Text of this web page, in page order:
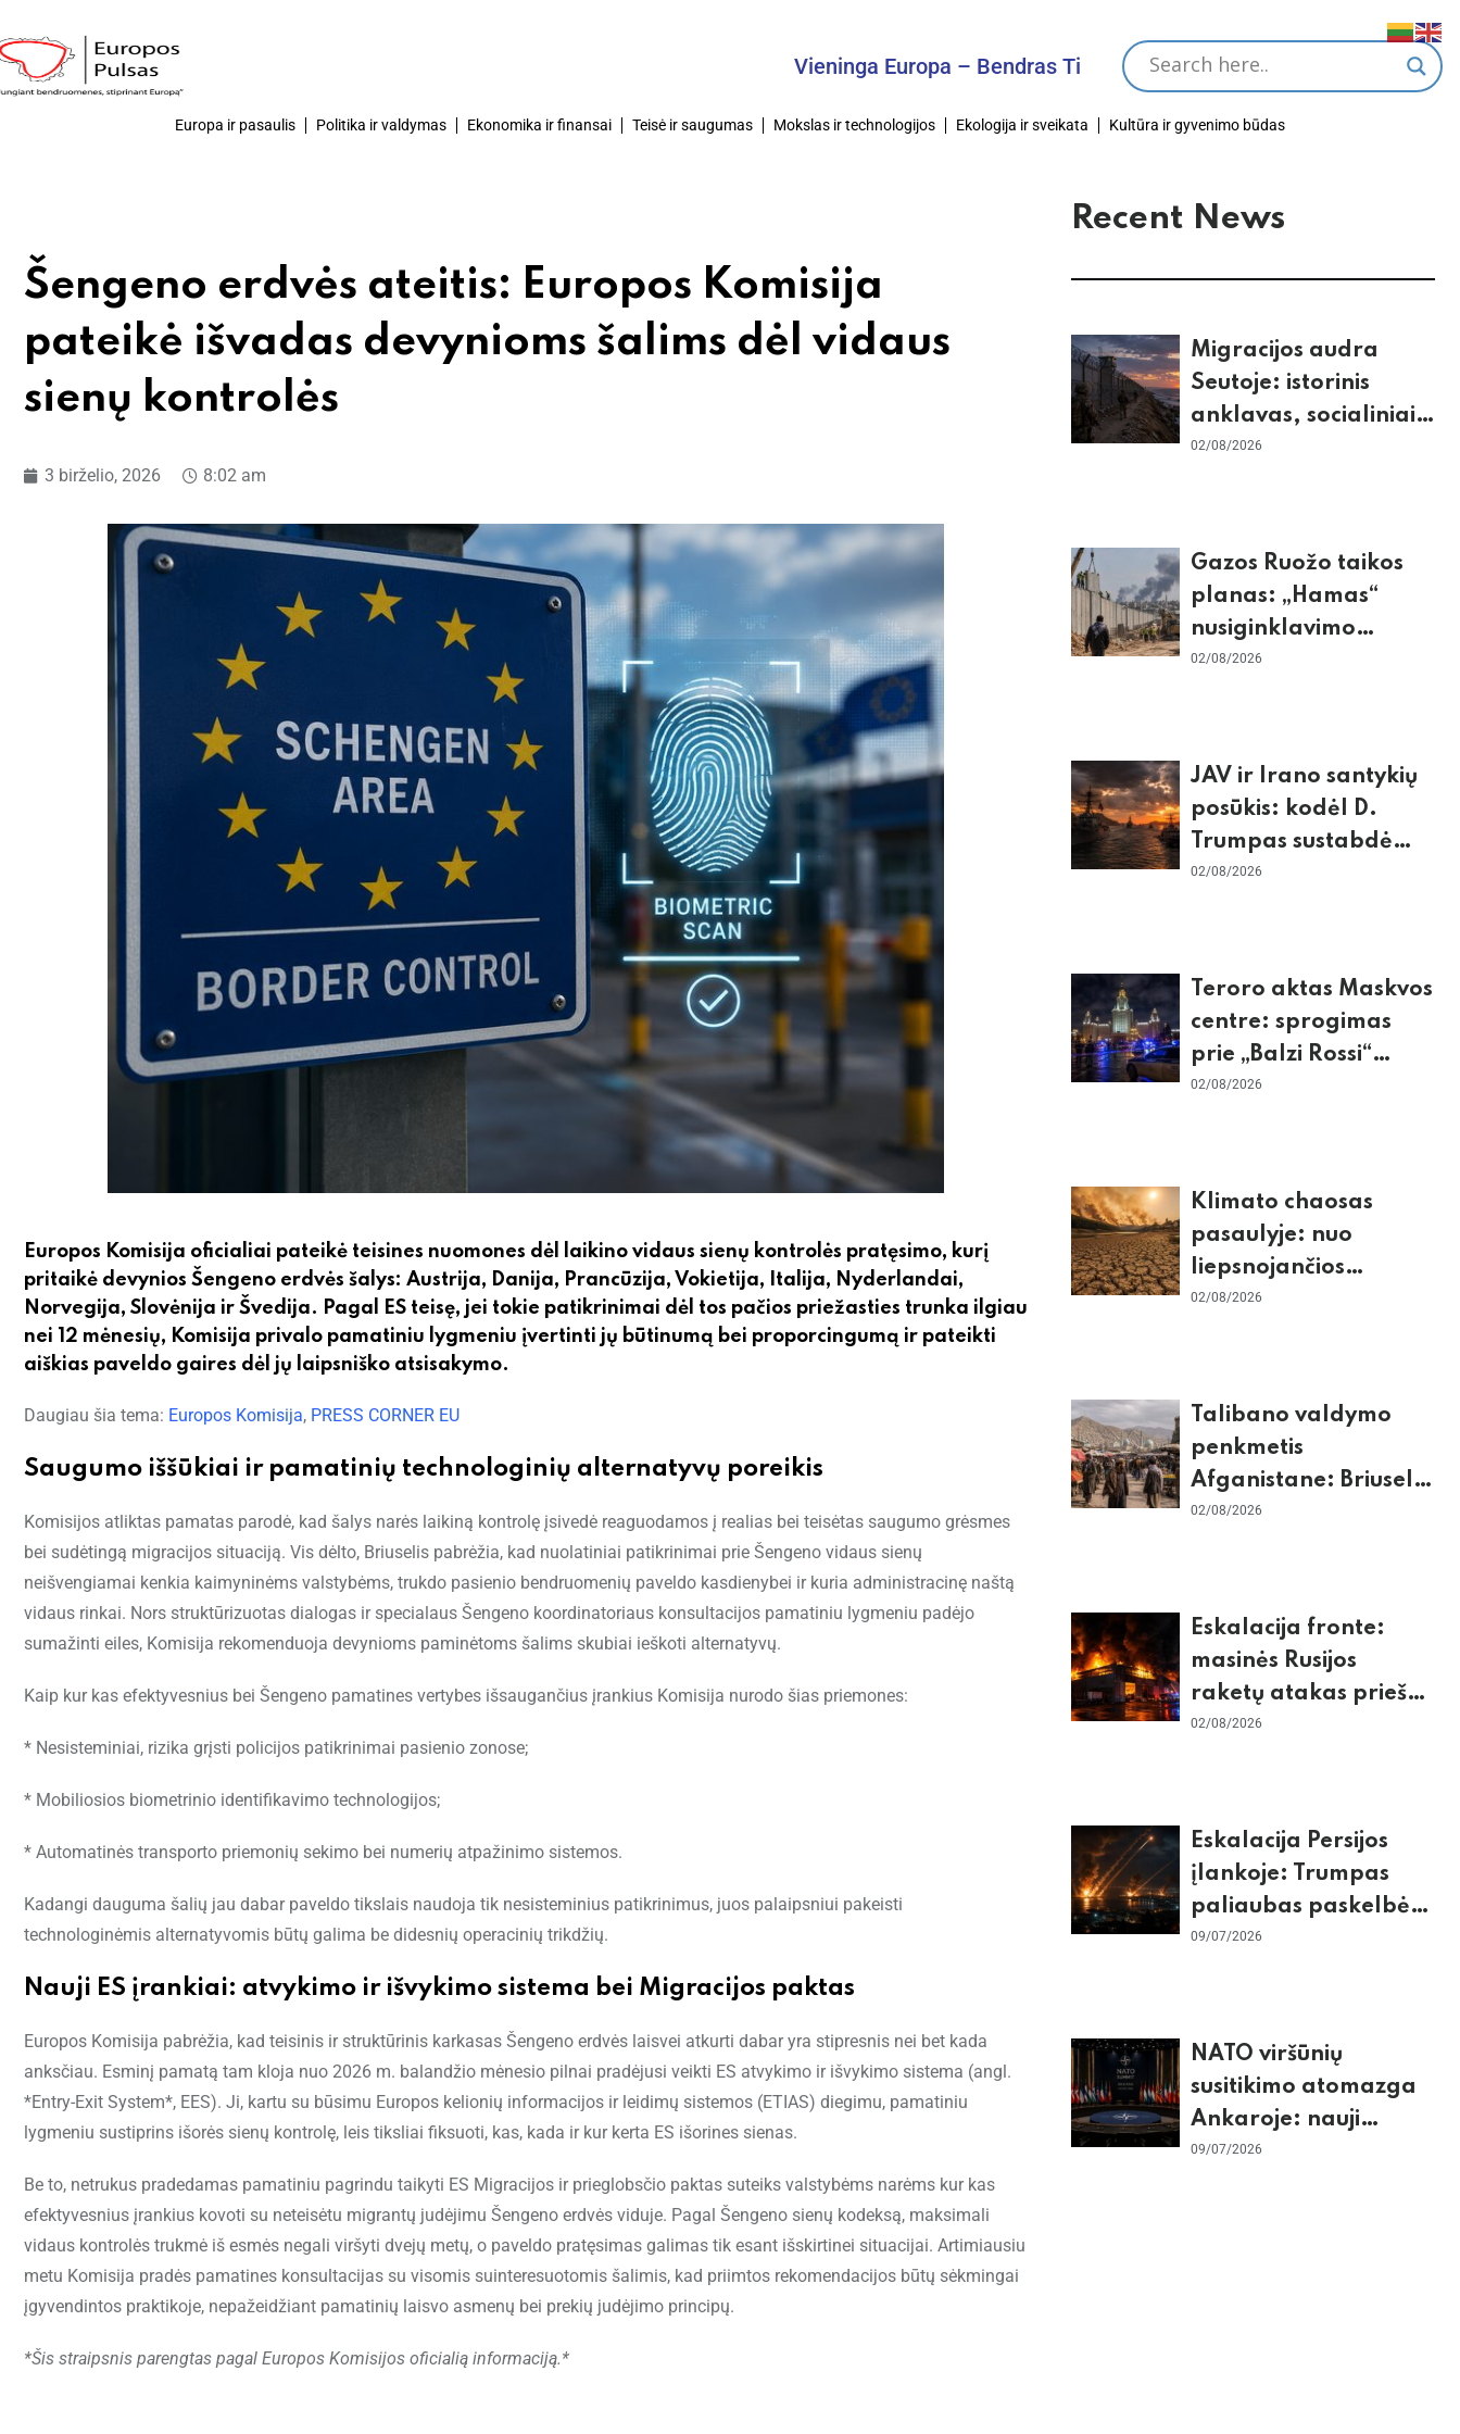
Vieninga Europa – Bendras Tikslas
Europa ir pasaulis Politika ir valdymas Ekonomika ir finansai Teisė ir saugumas Mokslas ir technologijos Ekologija ir sveikata Kultūra ir gyvenimo būdas
Šengeno erdvės ateitis: Europos Komisija
pateikė išvadas devynioms šalims dėl vidaus
sienų kontrolės
3 birželio, 2026 8:02 am
Europos Komisija oficialiai pateikė teisines nuomones dėl laikino vidaus sienų kontrolės pratęsimo, kurį
pritaikė devynios Šengeno erdvės šalys: Austrija, Danija, Prancūzija, Vokietija, Italija, Nyderlandai,
Norvegija, Slovėnija ir Švedija. Pagal ES teisę, jei tokie patikrinimai dėl tos pačios priežasties trunka ilgiau
nei 12 mėnesių, Komisija privalo pamatiniu lygmeniu įvertinti jų būtinumą bei proporcingumą ir pateikti
aiškias paveldo gaires dėl jų laipsniško atsisakymo.
Daugiau šia tema: Europos Komisija, PRESS CORNER EU
Saugumo iššūkiai ir pamatinių technologinių alternatyvų poreikis
Komisijos atliktas pamatas parodė, kad šalys narės laikiną kontrolę įsivedė reaguodamos į realias bei teisėtas saugumo grėsmes
bei sudėtingą migracijos situaciją. Vis dėlto, Briuselis pabrėžia, kad nuolatiniai patikrinimai prie Šengeno vidaus sienų
neišvengiamai kenkia kaimyninėms valstybėms, trukdo pasienio bendruomenių paveldo kasdienybei ir kuria administracinę naštą
vidaus rinkai. Nors struktūrizuotas dialogas ir specialaus Šengeno koordinatoriaus konsultacijos pamatiniu lygmeniu padėjo
sumažinti eiles, Komisija rekomenduoja devynioms paminėtoms šalims skubiai ieškoti alternatyvų.
Kaip kur kas efektyvesnius bei Šengeno pamatines vertybes išsaugančius įrankius Komisija nurodo šias priemones:
* Nesisteminiai, rizika grįsti policijos patikrinimai pasienio zonose;
* Mobiliosios biometrinio identifikavimo technologijos;
* Automatinės transporto priemonių sekimo bei numerių atpažinimo sistemos.
Kadangi dauguma šalių jau dabar paveldo tikslais naudoja tik nesisteminius patikrinimus, juos palaipsniui pakeisti
technologinėmis alternatyvomis būtų galima be didesnių operacinių trikdžių.
Nauji ES įrankiai: atvykimo ir išvykimo sistema bei Migracijos paktas
Europos Komisija pabrėžia, kad teisinis ir struktūrinis karkasas Šengeno erdvės laisvei atkurti dabar yra stipresnis nei bet kada
anksčiau. Esminį pamatą tam kloja nuo 2026 m. balandžio mėnesio pilnai pradėjusi veikti ES atvykimo ir išvykimo sistema (angl.
*Entry-Exit System*, EES). Ji, kartu su būsimu Europos kelionių informacijos ir leidimų sistemos (ETIAS) diegimu, pamatiniu
lygmeniu sustiprins išorės sienų kontrolę, leis tiksliai fiksuoti, kas, kada ir kur kerta ES išorines sienas.
Be to, netrukus pradedamas pamatiniu pagrindu taikyti ES Migracijos ir prieglobsčio paktas suteiks valstybėms narėms kur kas
efektyvesnius įrankius kovoti su neteisėtu migrantų judėjimu Šengeno erdvės viduje. Pagal Šengeno sienų kodeksą, maksimali
vidaus kontrolės trukmė iš esmės negali viršyti dvejų metų, o paveldo pratęsimas galimas tik esant išskirtinei situacijai. Artimiausiu
metu Komisija pradės pamatines konsultacijas su visomis suinteresuotomis šalimis, kad priimtos rekomendacijos būtų sėkmingai
įgyvendintos praktikoje, nepažeidžiant pamatinių laisvo asmenų bei prekių judėjimo principų.
*Šis straipsnis parengtas pagal Europos Komisijos oficialią informaciją.*
Recent News
Migracijos audra
Seutoje: istorinis
anklavas, socialiniai
tinklai ir ES skilimas
02/08/2026
Gazos Ruožo taikos
planas: „Hamas“
nusiginklavimo
sąlygos, Izraelio
02/08/2026
JAV ir Irano santykių
posūkis: kodėl D.
Trumpas sustabdė
smūgius ir kuo
02/08/2026
Teroro aktas Maskvos
centre: sprogimas
prie „Balzi Rossi“
restorano,
02/08/2026
Klimato chaosas
pasaulyje: nuo
liepsnojančios
Europos iki
02/08/2026
Talibano valdymo
penkmetis
Afganistane: Briuselio
vizito užkulisiai, gilus
02/08/2026
Eskalacija fronte:
masinės Rusijos
raketų atakas prieš
Kijevą, dronų smūgiai
02/08/2026
Eskalacija Persijos
įlankoje: Trumpas
paliaubas paskelbė
baigtomis, JAV
09/07/2026
NATO viršūnių
susitikimo atomazga
Ankaroje: nauji
įsipareigojimai
09/07/2026